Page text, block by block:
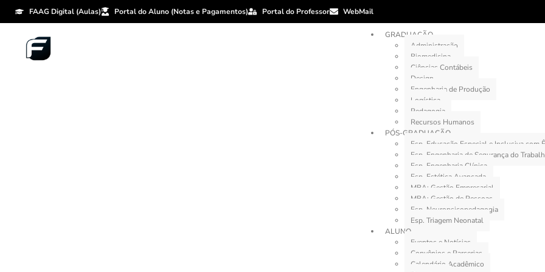
FAAG Digital (Aulas) Portal do Aluno (Notas e Pagamentos) Portal do Professor WebMail
GRADUAÇÃO
Administração
Biomedicina
Ciências Contábeis
Design
Engenharia de Produção
Logística
Pedagogia
Recursos Humanos
PÓS-GRADUAÇÃO
Esp. Educação Especial e Inclusiva com
Esp. Engenharia de Segurança do
Esp. Engenharia Clínica
Esp. Estética Avançada
MBA: Gestão Empresarial
MBA: Gestão de Pessoas
Esp. Neuropsicopedagogia
Esp. Triagem Neonatal
ALUNO
Eventos e Notícias
Convênios e Parcerias
Calendário Acadêmico